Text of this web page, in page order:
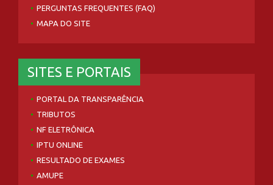
PERGUNTAS FREQUENTES (FAQ)
MAPA DO SITE
SITES E PORTAIS
PORTAL DA TRANSPARÊNCIA
TRIBUTOS
NF ELETRÔNICA
IPTU ONLINE
RESULTADO DE EXAMES
AMUPE